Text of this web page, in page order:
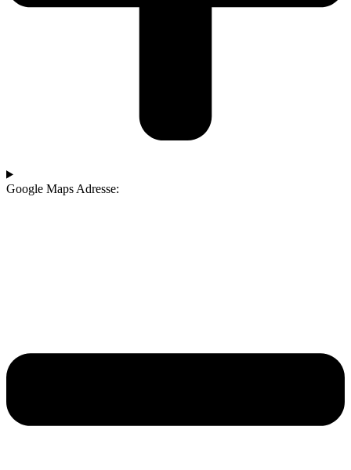
Google Maps Adresse: